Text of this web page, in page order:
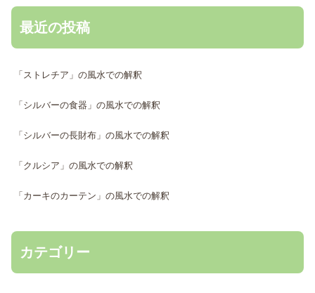
最近の投稿
「ストレチア」の風水での解釈
「シルバーの食器」の風水での解釈
「シルバーの長財布」の風水での解釈
「クルシア」の風水での解釈
「カーキのカーテン」の風水での解釈
カテゴリー